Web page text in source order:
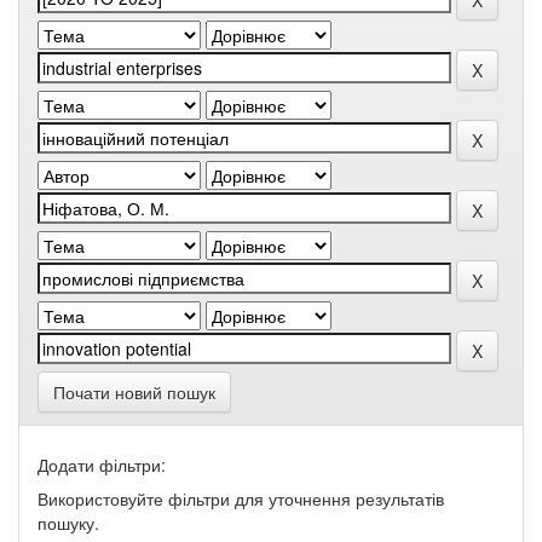
Почати новий пошук
Додати фільтри:
Використовуйте фільтри для уточнення результатів
пошуку.